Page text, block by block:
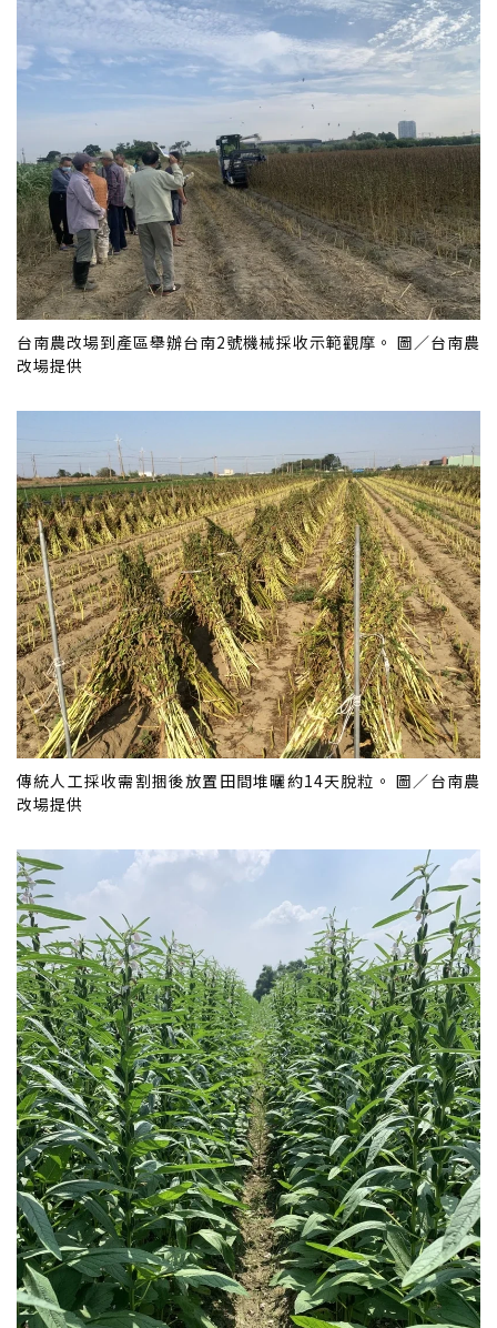
台南農改場到產區舉辦台南2號機械採收示範觀摩。 圖／台南農
改場提供
傳統人工採收需割捆後放置田間堆曬約14天脫粒。 圖／台南農
改場提供